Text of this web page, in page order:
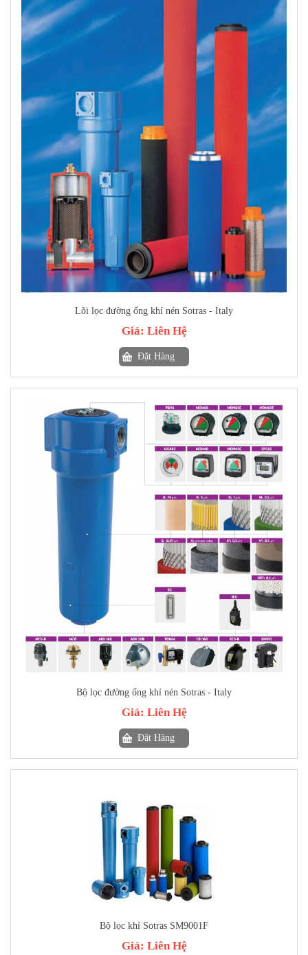
Lõi lọc đường ống khí nén Sotras - Italy
Giá: Liên Hệ
Đặt Hàng
Bộ lọc đường ống khí nén Sotras - Italy
Giá: Liên Hệ
Đặt Hàng
Bộ lọc khí Sotras SM9001F
Giá: Liên Hệ